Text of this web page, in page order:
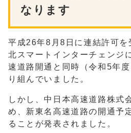
なります
平成26年8月8日に連結許可を
北スマートインターチェンジ
速道路開通と同時（令和5年
り組んでいました。
しかし、中日本高速道路株式
め、新東名高速道路の開通予
ることが発表されました。